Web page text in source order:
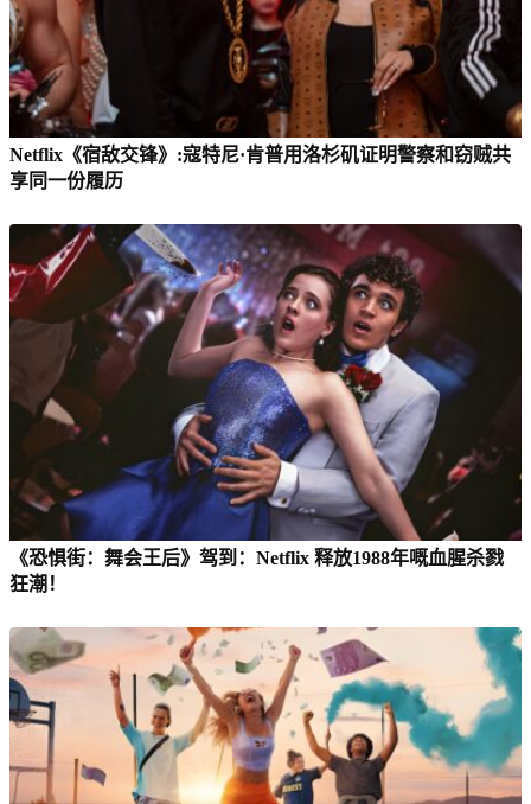
Netflix《宿敌交锋》:寇特尼·肯普用洛杉矶证明警察和窃贼共
享同一份履历
《恐惧街：舞会王后》驾到：Netflix 释放1988年嘅血腥杀戮
狂潮！